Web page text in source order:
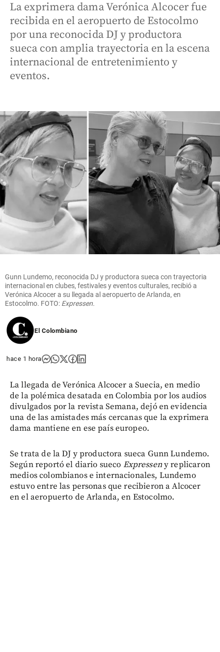
La exprimera dama Verónica Alcocer fue
recibida en el aeropuerto de Estocolmo
por una reconocida DJ y productora
sueca con amplia trayectoria en la escena
internacional de entretenimiento y
eventos.
Gunn Lundemo, reconocida DJ y productora sueca con trayectoria
internacional en clubes, festivales y eventos culturales, recibió a
Verónica Alcocer a su llegada al aeropuerto de Arlanda, en
Estocolmo. FOTO: Expressen.
El Colombiano
hace 1 hora
La llegada de Verónica Alcocer a Suecia, en medio
de la polémica desatada en Colombia por los audios
divulgados por la revista Semana, dejó en evidencia
una de las amistades más cercanas que la exprimera
dama mantiene en ese país europeo.
Se trata de la DJ y productora sueca Gunn Lundemo.
Según reportó el diario sueco Expresseny replicaron
medios colombianos e internacionales, Lundemo
estuvo entre las personas que recibieron a Alcocer
en el aeropuerto de Arlanda, en Estocolmo.